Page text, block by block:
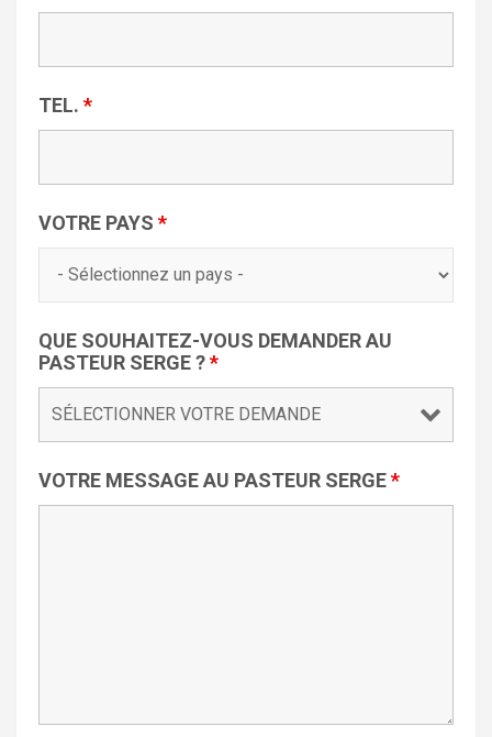
TEL. *
VOTRE PAYS *
QUE SOUHAITEZ-VOUS DEMANDER AU
PASTEUR SERGE ?*
VOTRE MESSAGE AU PASTEUR SERGE*